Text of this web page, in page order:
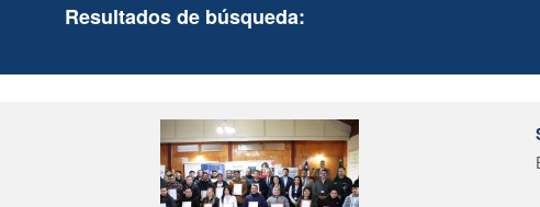
Resultados de búsqueda: